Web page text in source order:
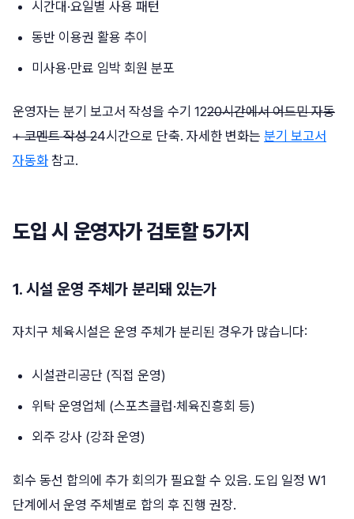
시간대·요일별 사용 패턴
동반 이용권 활용 추이
미사용·만료 임박 회원 분포
운영자는 분기 보고서 작성을 수기 1220시간에서 어드민 자동
+ 코멘트 작성 24시간으로 단축. 자세한 변화는 분기 보고서
자동화 참고.
도입 시 운영자가 검토할 5가지
1. 시설 운영 주체가 분리돼 있는가
자치구 체육시설은 운영 주체가 분리된 경우가 많습니다:
시설관리공단 (직접 운영)
위탁 운영업체 (스포츠클럽·체육진흥회 등)
외주 강사 (강좌 운영)
회수 동선 합의에 추가 회의가 필요할 수 있음. 도입 일정 W1
단계에서 운영 주체별로 합의 후 진행 권장.